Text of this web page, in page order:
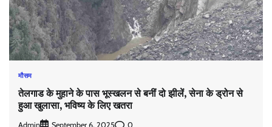
मौसम
तेलगाड के मुहाने के पास भूस्खलन से बनीं दो झीलें, सेना के ड्रोन से
हुआ खुलासा, भविष्य के लिए खतरा
Admin September 6, 2025 0